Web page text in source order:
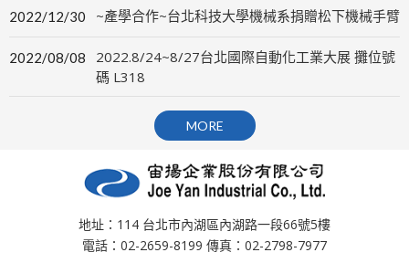
2022/12/30 ~產學合作~台北科技大學機械系捐贈松下機械手臂
2022/08/08
2022.8/24~8/27台北國際自動化工業大展 攤位號
碼 L318
MORE
地址：114 台北市內湖區內湖路一段66號5樓
電話：02-2659-8199 傳真：02-2798-7977